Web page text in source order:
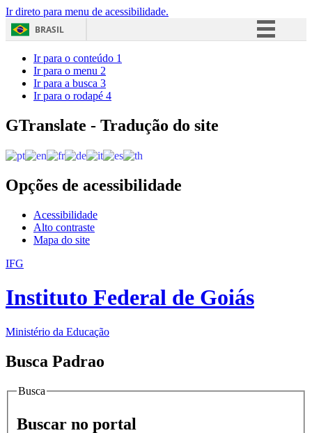
Ir direto para menu de acessibilidade.
BRASIL
Acesso à informação
Ir para o conteúdo 1
Ir para o menu 2
Ir para a busca 3
Ir para o rodapé 4
GTranslate - Tradução do site
Opções de acessibilidade
Acessibilidade
Alto contraste
Mapa do site
IFG
Instituto Federal de Goiás
Ministério da Educação
Busca Padrao
Busca
Buscar no portal